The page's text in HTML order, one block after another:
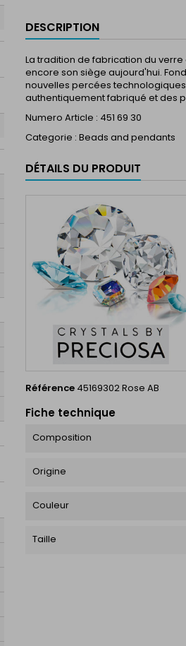
DESCRIPTION
La tradition de fabrication du
encore son siège aujourd'hui.
nouvelles percées
authentiquement fabriqué et des
Numero Article : 451 69 30
Categorie : Beads and pendants
DÉTAILS DU PRODUIT
Référence 45169302 Rose AB
Fiche technique
Composition
Origine
Couleur
Taille